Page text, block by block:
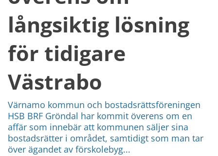
långsiktig lösning
för tidigare
Västrabo
Värnamo kommun och bostadsrättsföreningen
HSB BRF Gröndal har kommit överens om en
affär som innebär att kommunen säljer sina
bostadsrätter i området, samtidigt som man tar
över ägandet av förskolebyg...